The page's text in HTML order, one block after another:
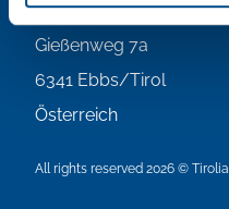
Gießenweg 7a
6341 Ebbs/Tirol
Österreich
All rights reserved 2026 © Tirolia